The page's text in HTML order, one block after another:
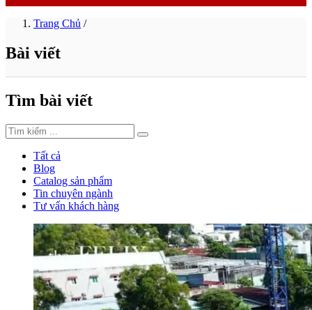
Trang Chủ /
Bài viết
Tìm bài viết
Tất cả
Blog
Catalog sản phẩm
Tin chuyên ngành
Tư vấn khách hàng